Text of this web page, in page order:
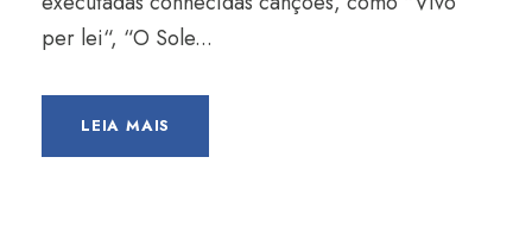
per lei“, “O Sole...
LEIA MAIS